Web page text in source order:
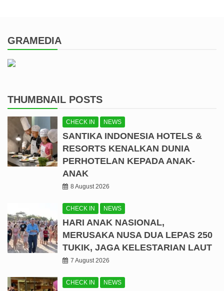
GRAMEDIA
THUMBNAIL POSTS
CHECK IN NEWS
SANTIKA INDONESIA HOTELS &
RESORTS KENALKAN DUNIA
PERHOTELAN KEPADA ANAK-
ANAK
8 August 2026
CHECK IN NEWS
HARI ANAK NASIONAL,
MERUSAKA NUSA DUA LEPAS 250
TUKIK, JAGA KELESTARIAN LAUT
7 August 2026
CHECK IN NEWS